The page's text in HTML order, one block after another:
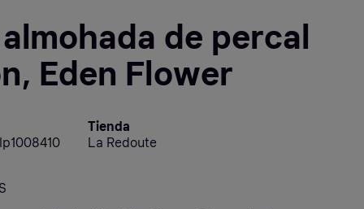
de percal
Eden Flower
Tienda
La Redoute